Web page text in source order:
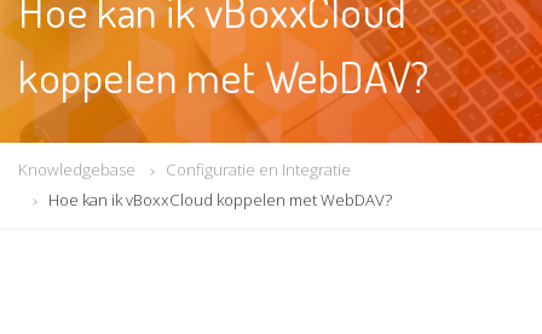
koppelen met WebDAV?
Knowledgebase
Configuratie en Integratie
Hoe kan ik vBoxxCloud koppelen met WebDAV?